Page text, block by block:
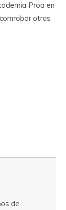
Proa en
otros
de